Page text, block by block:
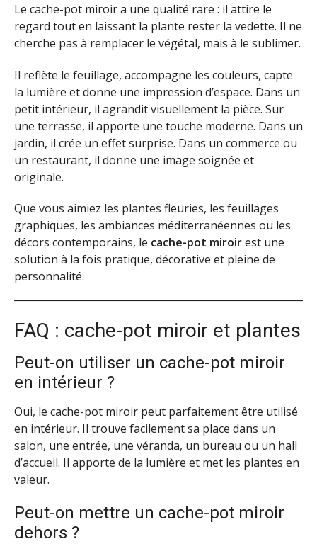
Le cache-pot miroir a une qualité rare : il attire le
regard tout en laissant la plante rester la vedette. Il ne
cherche pas à remplacer le végétal, mais à le sublimer.
Il reflète le feuillage, accompagne les couleurs, capte
la lumière et donne une impression d’espace. Dans un
petit intérieur, il agrandit visuellement la pièce. Sur
une terrasse, il apporte une touche moderne. Dans un
jardin, il crée un effet surprise. Dans un commerce ou
un restaurant, il donne une image soignée et
originale.
Que vous aimiez les plantes fleuries, les feuillages
graphiques, les ambiances méditerranéennes ou les
décors contemporains, le cache-pot miroirest une
solution à la fois pratique, décorative et pleine de
personnalité.
FAQ : cache-pot miroir et plantes
Peut-on utiliser un cache-pot miroir
en intérieur ?
Oui, le cache-pot miroir peut parfaitement être utilisé
en intérieur. Il trouve facilement sa place dans un
salon, une entrée, une véranda, un bureau ou un hall
d’accueil. Il apporte de la lumière et met les plantes en
valeur.
Peut-on mettre un cache-pot miroir
dehors ?